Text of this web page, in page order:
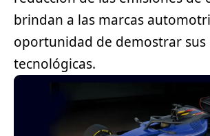
brindan a las marcas
oportunidad de demostrar sus
tecnológicas.